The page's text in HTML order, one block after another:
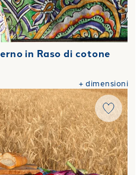
in Raso di cotone
+dimensioni
in Raso di cotone